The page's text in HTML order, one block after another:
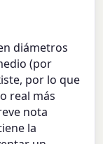
diámetros
(por
por lo que
real más
nota
la